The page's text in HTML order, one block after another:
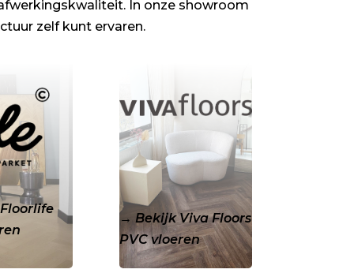
In onze showroom
zelf kunt ervaren.
.
→ Bekijk Viva Floors
PVC vloeren